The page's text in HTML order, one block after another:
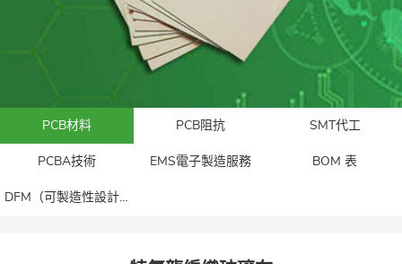
PCB材料 PCB阻抗 SMT代工
PCBA技術 EMS電子製造服務 BOM 表
DFM（可製造性設計）